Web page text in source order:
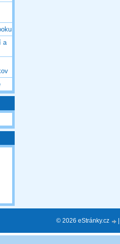
a
© 2026 eStránky.cz